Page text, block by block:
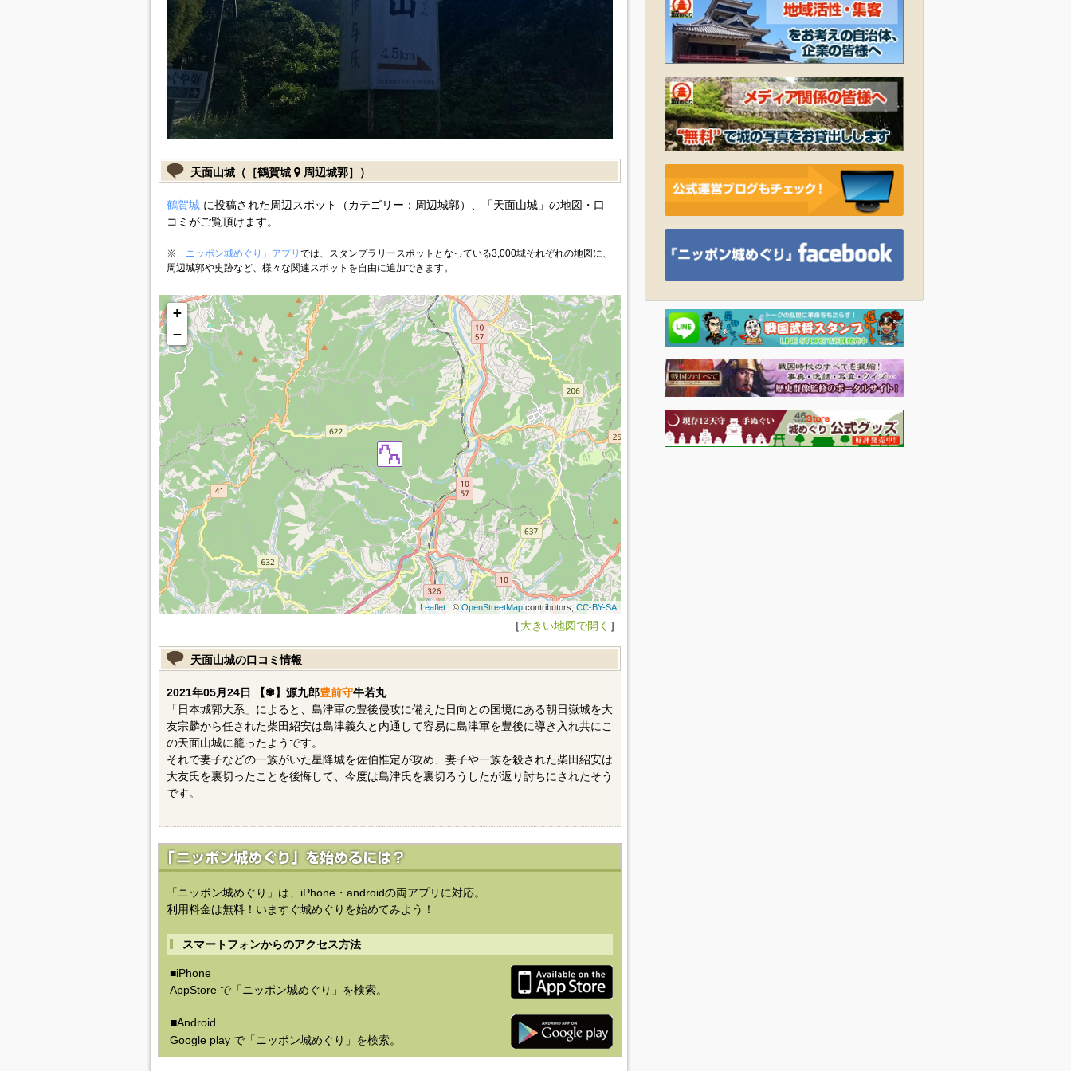
天面山城（［鶴賀城 周辺城郭］）
鶴賀城に投稿された周辺スポット（カテゴリー：周辺城郭）、「天面山城」の地図・口
コミがご覧頂けます。
※ 「ニッポン城めぐり」アプリ では、スタンプラリースポットとなっている3,000城それぞれの地図に、
周辺城郭や史跡など、様々な関連スポットを自由に追加できます。
+
−
Leaflet| ©OpenStreetMapcontributors, CC-BY-SA
［大きい地図で開く ］
天面山城の口コミ情報
2021年05月24日 【✾】源九郎豊前守牛若丸
「日本城郭大系」によると、島津軍の豊後侵攻に備えた日向との国境にある朝日嶽城を大
友宗麟から任された柴田紹安は島津義久と内通して容易に島津軍を豊後に導き入れ共にこ
の天面山城に籠ったようです。
それで妻子などの一族がいた星降城を佐伯惟定が攻め、妻子や一族を殺された柴田紹安は
大友氏を裏切ったことを後悔して、今度は島津氏を裏切ろうしたが返り討ちにされたそう
です。
「ニッポン城めぐり」は、iPhone・androidの両アプリに対応。
利用料金は無料！いますぐ城めぐりを始めてみよう！
スマートフォンからのアクセス方法
■iPhone
AppStore で「ニッポン城めぐり」を検索。
■Android
Google play で「ニッポン城めぐり」を検索。